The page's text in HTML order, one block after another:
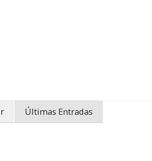
Últimas Entradas